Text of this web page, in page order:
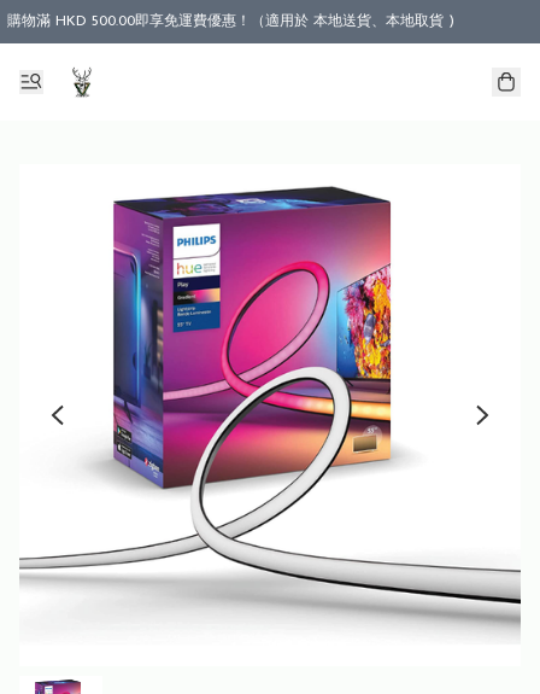
購物滿 HKD 500.00即享免運費優惠！（適用於 本地送貨、本地取貨 )